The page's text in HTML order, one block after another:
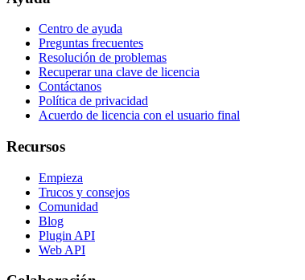
Centro de ayuda
Preguntas frecuentes
Resolución de problemas
Recuperar una clave de licencia
Contáctanos
Política de privacidad
Acuerdo de licencia con el usuario final
Recursos
Empieza
Trucos y consejos
Comunidad
Blog
Plugin API
Web API